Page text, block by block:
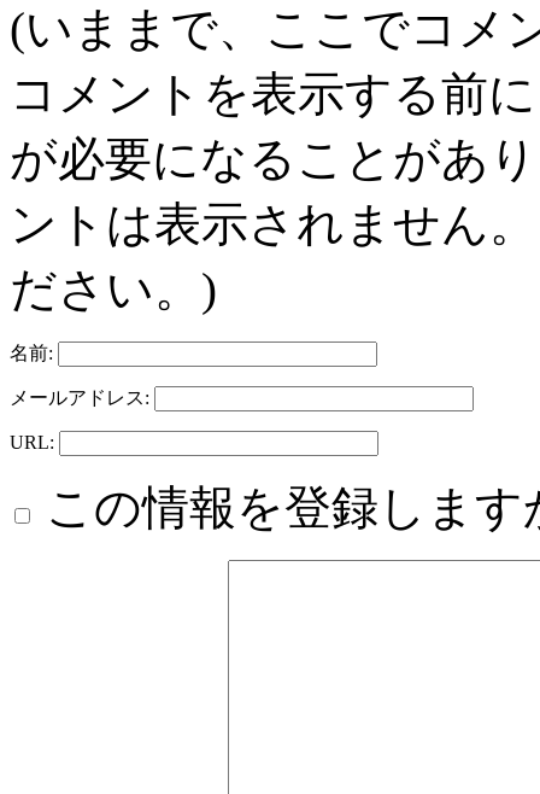
(いままで、ここでコメ
コメントを表示する前
が必要になることがあ
ントは表示されません
ださい。)
名前:
メールアドレス:
URL:
この情報を登録します